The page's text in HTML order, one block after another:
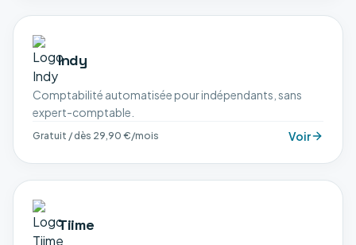
Indy
Comptabilité automatisée pour indépendants, sans
expert-comptable.
Gratuit / dès 29,90 €/mois Voir
Tiime